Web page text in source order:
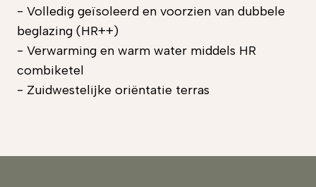
- Volledig geïsoleerd en voorzien van dubbele
beglazing (HR++)
- Verwarming en warm water middels HR
combiketel
- Zuidwestelijke oriëntatie terras